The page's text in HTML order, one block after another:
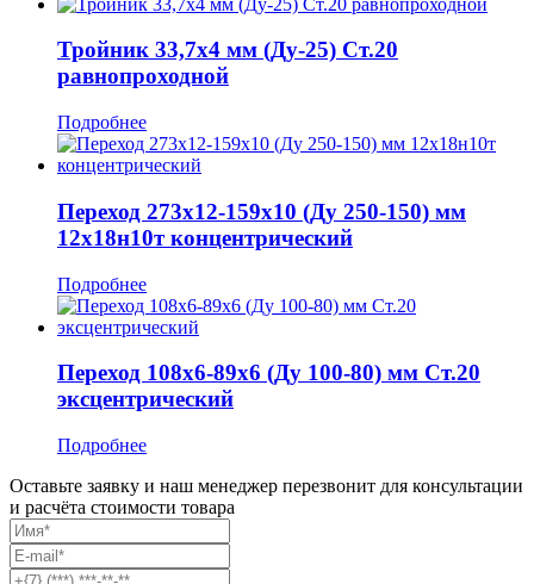
Тройник 33,7x4 мм (Ду-25) Ст.20
равнопроходной
Подробнее
Переход 273x12-159x10 (Ду 250-150) мм
12х18н10т концентрический
Подробнее
Переход 108x6-89x6 (Ду 100-80) мм Ст.20
эксцентрический
Подробнее
Оставьте заявку и наш менеджер перезвонит для консультации
и расчёта стоимости товара